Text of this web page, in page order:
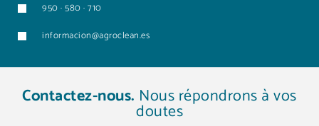
950 · 580 · 710
informacion@agroclean.es
Contactez-nous. Nous répondrons à vos
doutes